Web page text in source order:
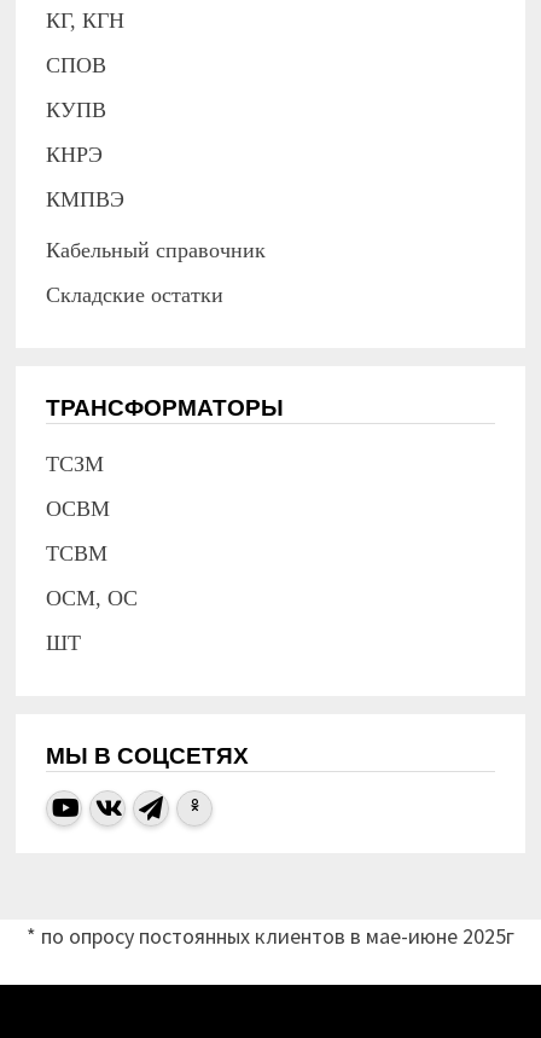
КГ, КГН
СПОВ
КУПВ
КНРЭ
КМПВЭ
Кабельный справочник
Складские остатки
ТРАНСФОРМАТОРЫ
ТСЗМ
ОСВМ
ТСВМ
ОСМ, ОС
ШТ
МЫ В СОЦСЕТЯХ
* по опросу постоянных клиентов в мае-июне 2025г